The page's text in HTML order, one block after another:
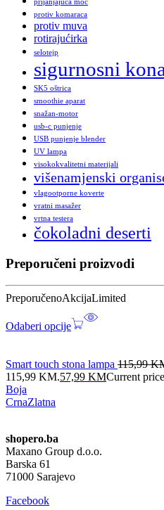
prijanjajuća moć
protiv komaraca
protiv muva
rotirajućirka
selotejp
sigurnosni
SK5 oštrica
smoothie aparat
snažan-motor
usb-c punjenje
USB punjenje blender
UV lampa
visokokvalitetni materijali
višenamjenski
vlagootporne koverte
vratni masažer
vrtna testera
čokoladni deserti
Preporučeni proizvodi
PreporučenoAkcijaLimited
Odaberi opcije
Smart touch stona lampa 115,99
115,99 KM.57,99 KMCurrent
Boja
CrnaZlatna
shopero.ba
Maxano Group d.o.o.
Barska 61
71000 Sarajevo
Facebook